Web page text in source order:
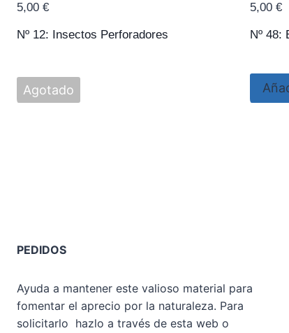
Nº 12: Insectos Perforadores
5,00 €
Agotado
Nº 48:
5,00 €
PEDIDOS
Ayuda a mantener este valioso material para
fomentar el aprecio por la naturaleza. Para
solicitarlo hazlo a través de esta web o